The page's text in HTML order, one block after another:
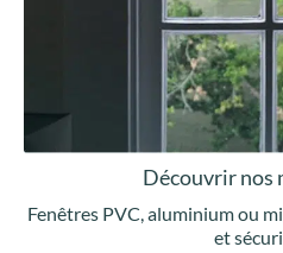
Découvrir nos
Fenêtres PVC, aluminium ou
et